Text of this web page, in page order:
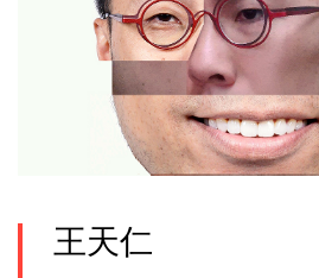
王天仁